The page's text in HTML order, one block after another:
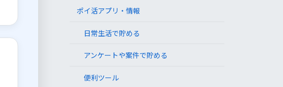
ポイ活アプリ・情報
日常生活で貯める
アンケートや案件で貯める
便利ツール